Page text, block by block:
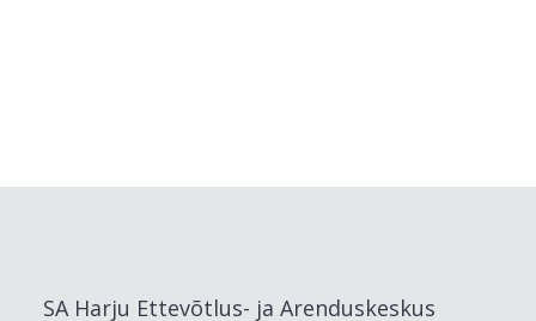
SA Harju Ettevõtlus- ja Arenduskeskus